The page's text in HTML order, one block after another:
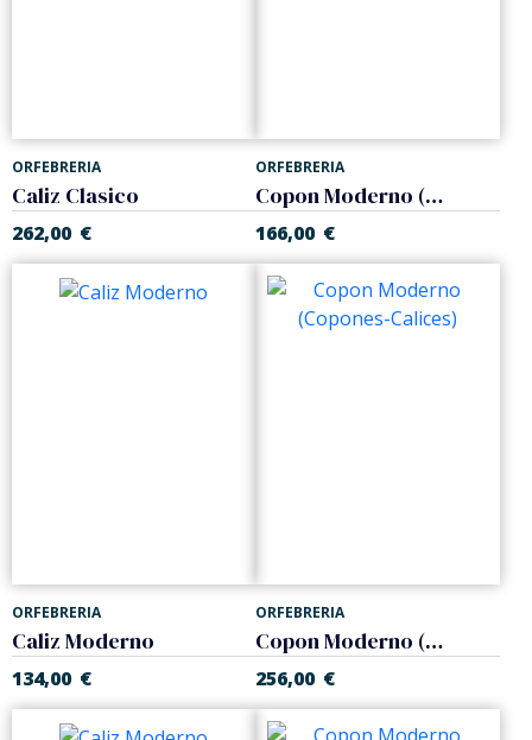
ORFEBRERIA
Caliz Clasico
262,00 €
ORFEBRERIA
Copon Moderno (Copones-Calices)
166,00 €
ORFEBRERIA
Caliz Moderno
134,00 €
ORFEBRERIA
Copon Moderno (Copones-Calices)
256,00 €